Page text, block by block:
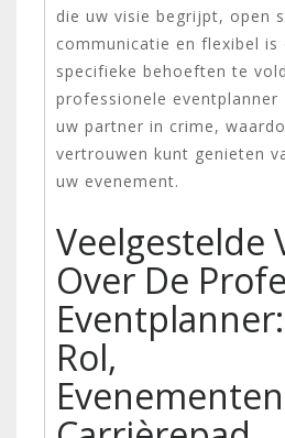
die uw visie begrijpt, open
communicatie en flexibel is
specifieke behoeften te
professionele eventplanner
uw partner in crime,
vertrouwen kunt genieten
uw evenement.
Veelgestelde
Over De
Rol,